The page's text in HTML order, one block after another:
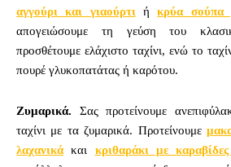
αγγούρι και γιαούρτι ήκρύα σούπα
απογειώσουμε τη γεύση του
προσθέτουμε ελάχιστο ταχίνι, ενώ το
πουρέ γλυκοπατάτας ή καρότου.
Ζυμαρικά. Σας προτείνουμε
ταχίνι με τα ζυμαρικά. Προτείνουμε
λαχανικάκαι κριθαράκι με